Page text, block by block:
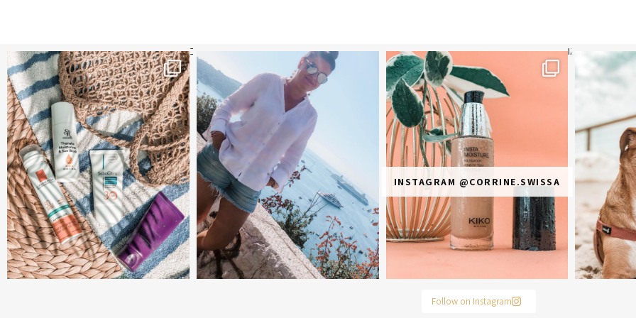
INSTAGRAM @CORRINE.SWISSA
הראשונה או מקדמי הגנה מומלצים - עכשיו ב
Follow on Instagram